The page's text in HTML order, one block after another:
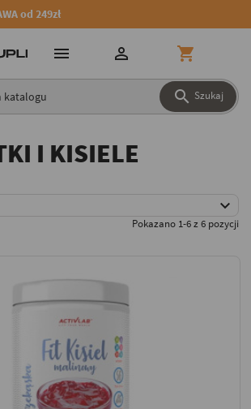
od 249zł
 Szukaj
  
I KISIELE

Pokazano 1-6 z 6 pozycji